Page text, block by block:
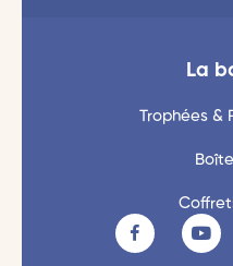
La
Trophées &